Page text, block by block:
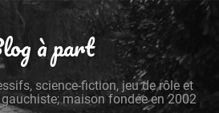
à part
science-fiction, jeu de rôle et
maison fondée en 2002